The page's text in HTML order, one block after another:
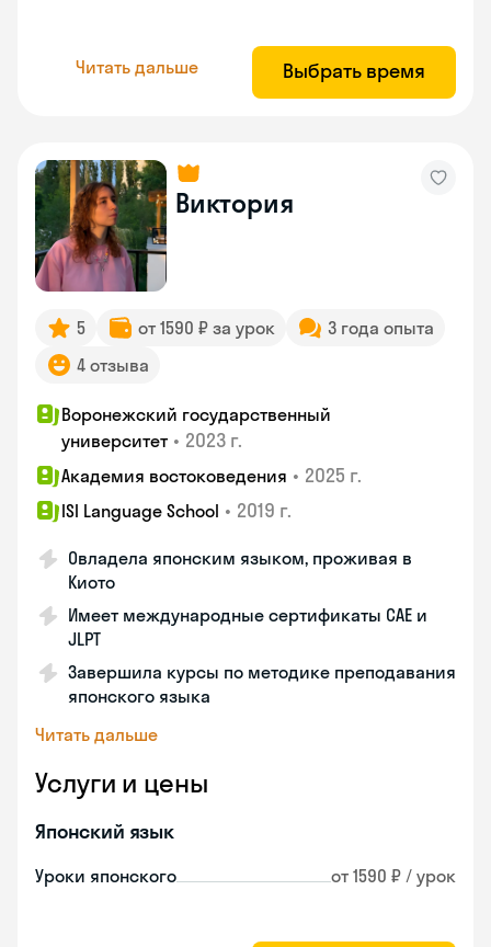
Читать дальше Выбрать время
Виктория
5 от 1590 ₽ за урок
3 года опыта
4 отзыва
Воронежский государственный
университет • 2023 г.
Академия востоковедения • 2025 г.
ISI Language School • 2019 г.
Овладела японским языком, проживая в
Киото
Имеет международные сертификаты CAE и
JLPT
Завершила курсы по методике преподавания
японского языка
Читать дальше
Услуги и цены
Японский язык
Уроки японского от 1590 ₽ / урок